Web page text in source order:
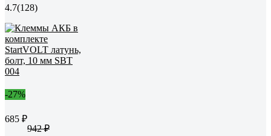
4.7(128)
-27%
685 ₽
942 ₽